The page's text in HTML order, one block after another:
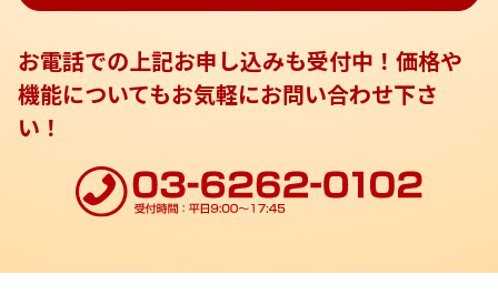
お電話での上記お申し込みも受付中！価格や
機能についてもお気軽にお問い合わせ下さ
い！